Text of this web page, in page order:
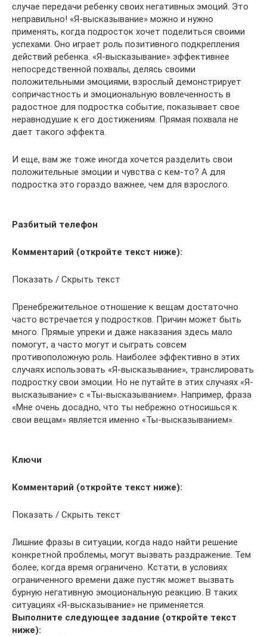
случае передачи ребенку своих негативных эмоций. Это
неправильно! «Я-высказывание» можно и нужно
применять, когда подросток хочет поделиться своими
успехами. Оно играет роль позитивного подкрепления
действий ребенка. «Я-высказывание» эффективнее
непосредственной похвалы, делясь своими
положительными эмоциями, взрослый демонстрирует
сопричастность и эмоциональную вовлеченность в
радостное для подростка событие, показывает свое
неравнодушие к его достижениям. Прямая похвала не
дает такого эффекта.
И еще, вам же тоже иногда хочется разделить свои
положительные эмоции и чувства с кем-то? А для
подростка это гораздо важнее, чем для взрослого.
Разбитый телефон
Комментарий (откройте текст ниже):
Показать / Скрыть текст
Пренебрежительное отношение к вещам достаточно
часто встречается у подростков. Причин может быть
много. Прямые упреки и даже наказания здесь мало
помогут, а часто могут и сыграть совсем
противоположную роль. Наиболее эффективно в этих
случаях использовать «Я-высказывание», транслировать
подростку свои эмоции. Но не путайте в этих случаях «Я-
высказывание» с «Ты-высказыванием». Например, фраза
«Мне очень досадно, что ты небрежно относишься к
свои вещам» является именно «Ты-высказыванием».
Ключи
Комментарий (откройте текст ниже):
Показать / Скрыть текст
Лишние фразы в ситуации, когда надо найти решение
конкретной проблемы, могут вызвать раздражение. Тем
более, когда время ограничено. Кстати, в условиях
ограниченного времени даже пустяк может вызвать
бурную негативную эмоциональную реакцию. В таких
ситуациях «Я-высказывание» не применяется.
Выполните следующее задание (откройте текст
ниже):